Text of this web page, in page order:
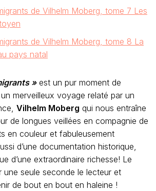
de Vilhelm Moberg, tome 7 Les
de Vilhelm Moberg, tome 8 La
pays natal
»est un pur moment de
merveilleux voyage relaté par un
Vilhelm Moberg qui nous entraîne
de longues veillées en compagnie de
en couleur et fabuleusement
d’une documentation historique,
d’une extraordinaire richesse! Le
une seule seconde le lecteur et
de bout en bout en haleine !